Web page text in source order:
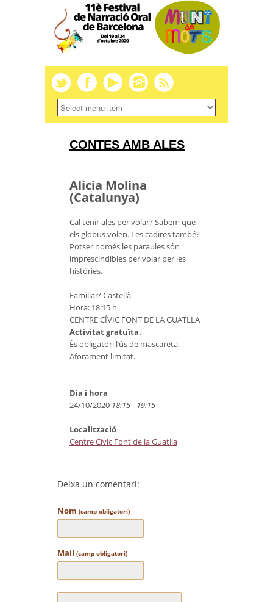
CONTES AMB ALES
Alicia Molina
(Catalunya)
Cal tenir ales per volar? Sabem que
els globus volen. Les cadires també?
Potser només les paraules són
imprescindibles per volar per les
històries.
Familiar/ Castellà
Hora: 18:15 h
CENTRE CÍVIC FONT DE LA GUATLLA
Activitat gratuïta.
És obligatori l’ús de mascareta.
Aforament limitat.
Dia i hora
24/10/2020 18:15 - 19:15
Localització
Centre Cívic Font de la Guatlla
Deixa un comentari:
Nom (camp obligatori)
Mail (camp obligatori)